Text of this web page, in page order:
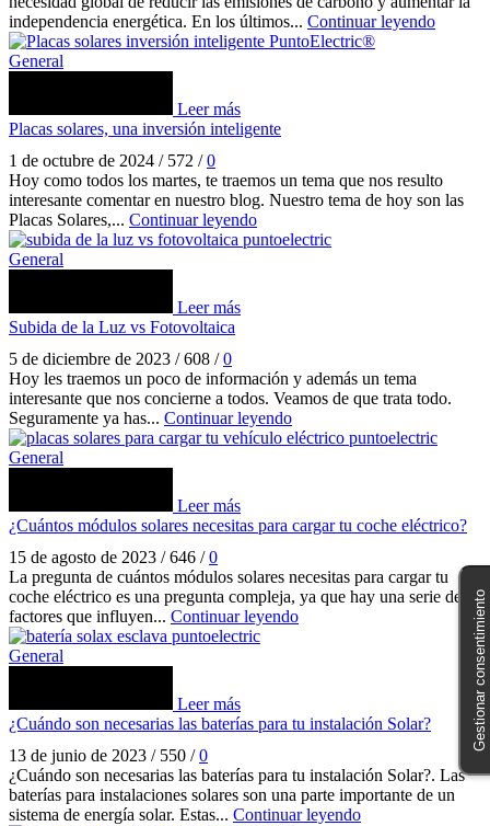
independencia energética. En los últimos... Continuar leyendo
General
Leer más
Placas solares, una inversión inteligente
1 de octubre de 2024 / 572 / 0
Hoy como todos los martes, te traemos un tema que nos resulto
interesante comentar en nuestro blog. Nuestro tema de hoy son las
Placas Solares,... Continuar leyendo
General
Leer más
Subida de la Luz vs Fotovoltaica
5 de diciembre de 2023 / 608 / 0
Hoy les traemos un poco de información y además un tema
interesante que nos concierne a todos. Veamos de que trata todo.
Seguramente ya has... Continuar leyendo
General
Leer más
¿Cuántos módulos solares necesitas para cargar tu coche eléctrico?
15 de agosto de 2023 / 646 / 0
La pregunta de cuántos módulos solares necesitas para cargar tu
coche eléctrico es una pregunta compleja, ya que hay una serie de
factores que influyen... Continuar leyendo
General
Leer más
¿Cuándo son necesarias las baterías para tu instalación Solar?
13 de junio de 2023 / 550 / 0
¿Cuándo son necesarias las baterías para tu instalación Solar?. Las
baterías para instalaciones solares son una parte importante de un
sistema de energía solar. Estas... Continuar leyendo
Gestionar consentimiento